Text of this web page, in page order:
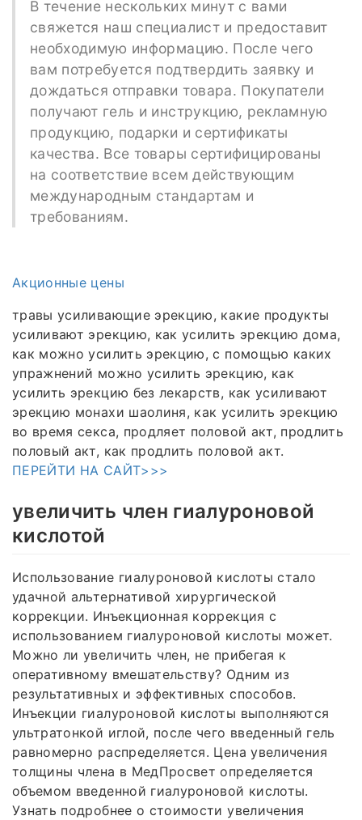
В течение нескольких минут с вами
свяжется наш специалист и предоставит
необходимую информацию. После чего
вам потребуется подтвердить заявку и
дождаться отправки товара. Покупатели
получают гель и инструкцию, рекламную
продукцию, подарки и сертификаты
качества. Все товары сертифицированы
на соответствие всем действующим
международным стандартам и
требованиям.
Акционные цены
травы усиливающие эрекцию, какие продукты
усиливают эрекцию, как усилить эрекцию дома,
как можно усилить эрекцию, с помощью каких
упражнений можно усилить эрекцию, как
усилить эрекцию без лекарств, как усиливают
эрекцию монахи шаолиня, как усилить эрекцию
во время секса, продляет половой акт, продлить
половый акт, как продлить половой акт.
ПЕРЕЙТИ НА САЙТ>>>
увеличить член гиалуроновой
кислотой
Использование гиалуроновой кислоты стало
удачной альтернативой хирургической
коррекции. Инъекционная коррекция с
использованием гиалуроновой кислоты может.
Можно ли увеличить член, не прибегая к
оперативному вмешательству? Одним из
результативных и эффективных способов.
Инъекции гиалуроновой кислоты выполняются
ультратонкой иглой, после чего введенный гель
равномерно распределяется. Цена увеличения
толщины члена в МедПросвет определяется
объемом введенной гиалуроновой кислоты.
Узнать подробнее о стоимости увеличения